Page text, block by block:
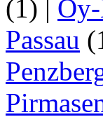
(1) |
Passau